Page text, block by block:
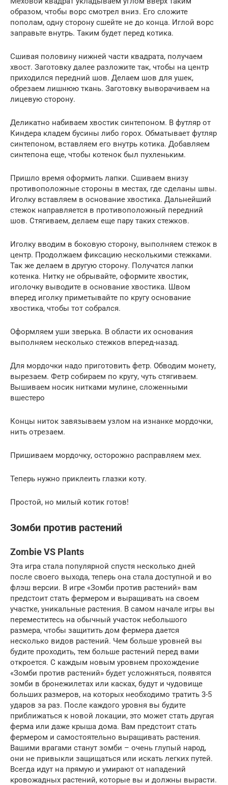
образом, чтобы ворс смотрел вниз. Его сложите
пополам, одну сторону сшейте не до конца. Иглой ворс
заправьте внутрь. Таким будет перед котика.
Сшивая половину нижней части квадрата, получаем
хвост. Заготовку далее разложите так, чтобы на центр
приходился передний шов. Делаем шов для ушек,
обрезаем лишнюю ткань. Заготовку выворачиваем на
лицевую сторону.
Деликатно набиваем хвостик синтепоном. В футляр от
Киндера кладем бусины либо горох. Обматывает футляр
синтепоном, вставляем его внутрь котика. Добавляем
синтепона еще, чтобы котенок был пухленьким.
Пришло время оформить лапки. Сшиваем внизу
противоположные стороны в местах, где сделаны швы.
Иголку вставляем в основание хвостика. Дальнейший
стежок направляется в противоположный передний
шов. Стягиваем, делаем еще пару таких стежков.
Иголку вводим в боковую сторону, выполняем стежок в
центр. Продолжаем фиксацию несколькими стежками.
Так же делаем в другую сторону. Получатся лапки
котенка. Нитку не обрывайте, оформите хвостик,
иголочку выводите в основание хвостика. Швом
вперед иголку приметывайте по кругу основание
хвостика, чтобы тот собрался.
Оформляем уши зверька. В области их основания
выполняем несколько стежков вперед-назад.
Для мордочки надо приготовить фетр. Обводим монету,
вырезаем. Фетр собираем по кругу, чуть стягиваем.
Вышиваем носик нитками мулине, сложенными
вшестеро
Концы ниток завязываем узлом на изнанке мордочки,
нить отрезаем.
Пришиваем мордочку, осторожно расправляем мех.
Теперь нужно приклеить глазки коту.
Простой, но милый котик готов!
Зомби против растений
Zombie VS Plants
Эта игра стала популярной спустя несколько дней
после своего выхода, теперь она стала доступной и во
флэш версии. В игре «Зомби против растений» вам
предстоит стать фермером и выращивать на своем
участке, уникальные растения. В самом начале игры вы
переместитесь на обычный участок небольшого
размера, чтобы защитить дом фермера дается
несколько видов растений. Чем больше уровней вы
будите проходить, тем больше растений перед вами
откроется. С каждым новым уровнем прохождение
«Зомби против растений» будет усложняться, появятся
зомби в бронежилетах или касках, будут и чудовище
больших размеров, на которых необходимо тратить 3-5
ударов за раз. После каждого уровня вы будите
приближаться к новой локации, это может стать другая
ферма или даже крыша дома. Вам предстоит стать
фермером и самостоятельно выращивать растения.
Вашими врагами станут зомби – очень глупый народ,
они не привыкли защищаться или искать легких путей.
Всегда идут на прямую и умирают от нападений
кровожадных растений, которые вы и должны вырасти.